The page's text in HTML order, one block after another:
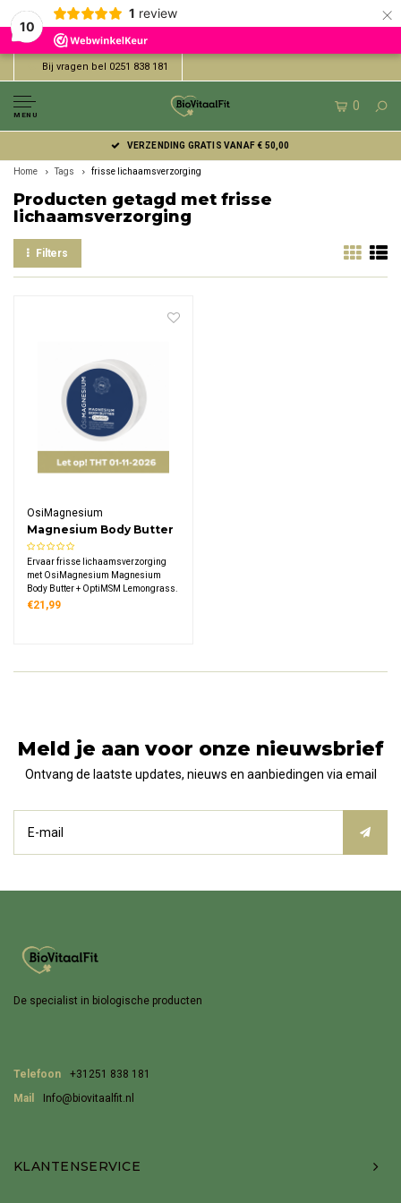
10
1 review ×
Bij vragen bel 0251 838 181
MENU
0
VERZENDING GRATIS VANAF € 50,00
Home Tags frisse lichaamsverzorging
Producten getagd met frisse
lichaamsverzorging
Filters
OsiMagnesium
Magnesium Body Butter
+ OptiMSM Lemongrass
Ervaar frisse lichaamsverzorging
met OsiMagnesium Magnesium
Body Butter + OptiMSM Lemongrass.
Deze luxe crème combineert
€21,99
Meld je aan voor onze nieuwsbrief
Ontvang de laatste updates, nieuws en aanbiedingen via email
De specialist in biologische producten
Telefoon
+31251 838 181
Mail
Info@biovitaalfit.nl
KLANTENSERVICE